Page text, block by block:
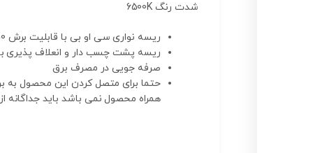
شدت رنگ 6500K
ریسه نواری سی او بی با قابلیت برش 50 سانتی و نور یکنواخت جزو ریسه های پر کاربرد در نورپردازی دکوراسیون داخلی می باشد.
ریسه پشت چسب دار و انعلاف پذیری
صرفه جویی در مصرف برق
همراه محصول نمی باشد باید جداگانه